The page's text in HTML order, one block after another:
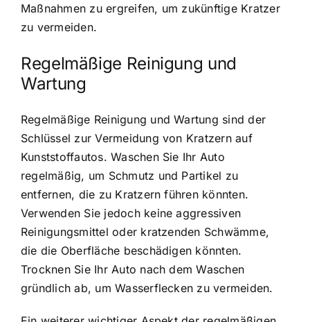
Maßnahmen zu ergreifen, um zukünftige Kratzer
zu vermeiden.
Regelmäßige Reinigung und
Wartung
Regelmäßige Reinigung und Wartung sind der
Schlüssel zur Vermeidung von Kratzern auf
Kunststoffautos. Waschen Sie Ihr Auto
regelmäßig, um Schmutz und Partikel zu
entfernen, die zu Kratzern führen könnten.
Verwenden Sie jedoch keine aggressiven
Reinigungsmittel oder kratzenden Schwämme,
die die Oberfläche beschädigen könnten.
Trocknen Sie Ihr Auto nach dem Waschen
gründlich ab, um Wasserflecken zu vermeiden.